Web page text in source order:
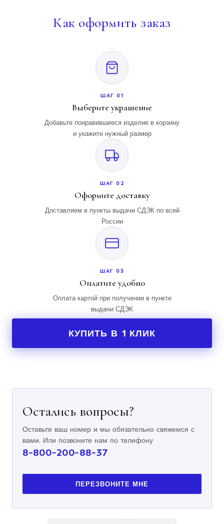
Как оформить заказ
ШАГ 01
Выберите украшение
Добавьте понравившееся изделие в корзину
и укажите нужный размер
ШАГ 02
Оформите доставку
Доставляем в пункты выдачи СДЭК по всей
России
ШАГ 03
Оплатите удобно
Оплата картой при получении в пункте
выдачи СДЭК
КУПИТЬ В 1 КЛИК
Остались вопросы?
Оставьте ваш номер и мы обязательно свяжемся с
вами. Или позвоните нам по телефону
8-800-200-88-37
ПЕРЕЗВОНИТЕ МНЕ